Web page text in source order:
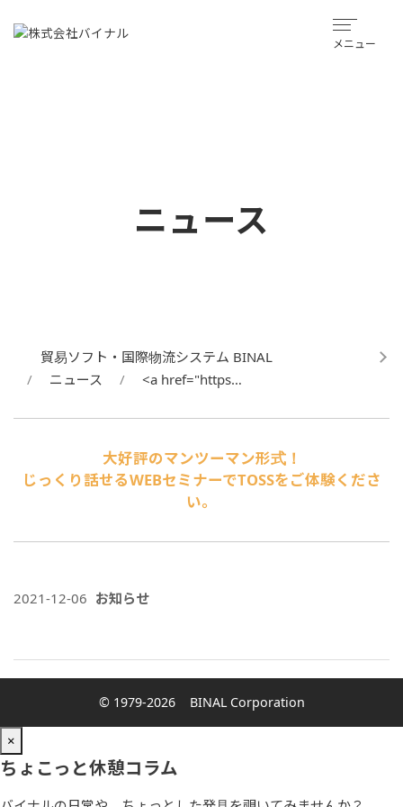
メニュー
ニュース
貿易ソフト・国際物流システム BINAL
ニュース
<a href="https…
大好評のマンツーマン形式！
じっくり話せるWEBセミナーでTOSSをご体験くださ
い。
2021-12-06 お知らせ
© 1979-2026 BINAL Corporation
×
ちょこっと休憩コラム